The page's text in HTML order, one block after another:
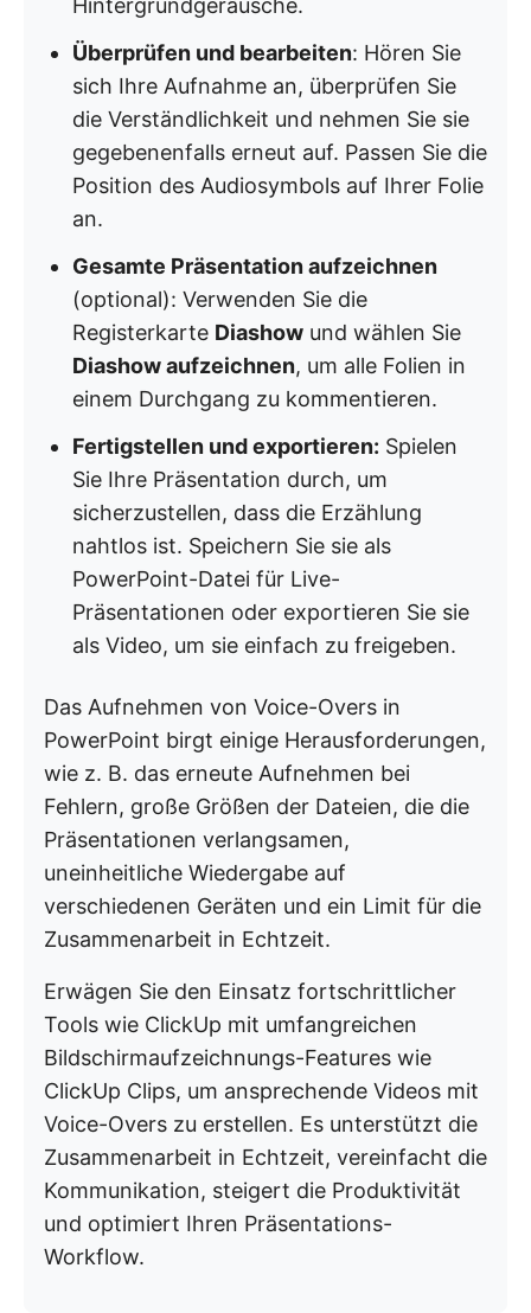
Hintergrundgeräusche.
Überprüfen und bearbeiten: Hören Sie
sich Ihre Aufnahme an, überprüfen Sie
die Verständlichkeit und nehmen Sie sie
gegebenenfalls erneut auf. Passen Sie die
Position des Audiosymbols auf Ihrer Folie
an.
Gesamte Präsentation aufzeichnen
(optional): Verwenden Sie die
Registerkarte Diashow und wählen Sie
Diashow aufzeichnen, um alle Folien in
einem Durchgang zu kommentieren.
Fertigstellen und exportieren: Spielen
Sie Ihre Präsentation durch, um
sicherzustellen, dass die Erzählung
nahtlos ist. Speichern Sie sie als
PowerPoint-Datei für Live-
Präsentationen oder exportieren Sie sie
als Video, um sie einfach zu freigeben.
Das Aufnehmen von Voice-Overs in
PowerPoint birgt einige Herausforderungen,
wie z. B. das erneute Aufnehmen bei
Fehlern, große Größen der Dateien, die die
Präsentationen verlangsamen,
uneinheitliche Wiedergabe auf
verschiedenen Geräten und ein Limit für die
Zusammenarbeit in Echtzeit.
Erwägen Sie den Einsatz fortschrittlicher
Tools wie ClickUp mit umfangreichen
Bildschirmaufzeichnungs-Features wie
ClickUp Clips, um ansprechende Videos mit
Voice-Overs zu erstellen. Es unterstützt die
Zusammenarbeit in Echtzeit, vereinfacht die
Kommunikation, steigert die Produktivität
und optimiert Ihren Präsentations-
Workflow.